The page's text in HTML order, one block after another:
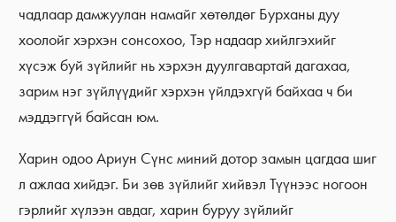
чадлаар дамжуулан намайг хөтөлдөг Бурханы дуу
хоолойг хэрхэн сонсохоо, Тэр надаар хийлгэхийг
хүсэж буй зүйлийг нь хэрхэн дуулгавартай дагахаа,
зарим нэг зүйлүүдийг хэрхэн үйлдэхгүй байхаа ч би
мэддэггүй байсан юм.
Харин одоо Ариун Сүнс миний дотор замын цагдаа шиг
л ажлаа хийдэг. Би зөв зүйлийг хийвэл Түүнээс ногоон
гэрлийг хүлээн авдаг, харин буруу зүйлийг